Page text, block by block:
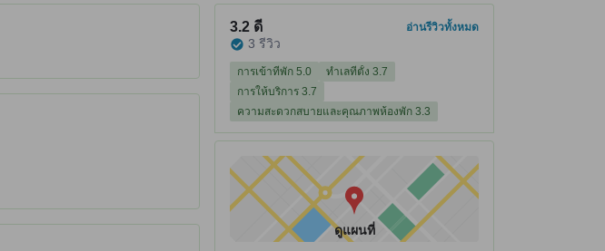
3.2 ดี
3 รีวิว
อ่านรีวิวทั้งหมด
การเข้าที่พัก 5.0
ทำเลที่ตั้ง 3.7
การให้บริการ 3.7
ความสะดวกสบายและคุณภาพห้องพัก 3.3
ดูแผนที่